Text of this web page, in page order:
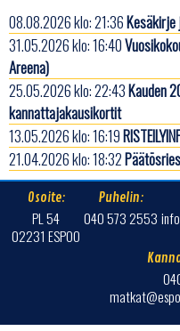
08.08.2026 klo: 21:36Kesäkirje
31.05.2026 klo: 16:40
Areena)
25.05.2026 klo: 22:43Kauden
kannattajakausikortit
13.05.2026 klo: 16:19
21.04.2026 klo: 18:32
Osoite:
PL 54
02231 ESPOO
Puhelin:
040 573 2553